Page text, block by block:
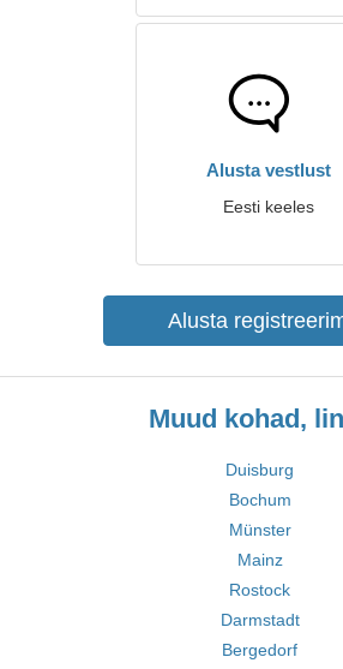
Alusta vestlust
Eesti keeles
Alusta
Muud kohad,
Duisburg
Bochum
Münster
Mainz
Rostock
Darmstadt
Bergedorf